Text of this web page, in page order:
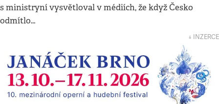
s ministryní vysvětloval v médiích, že když Česko
odmítlo…
↓ INZERCE